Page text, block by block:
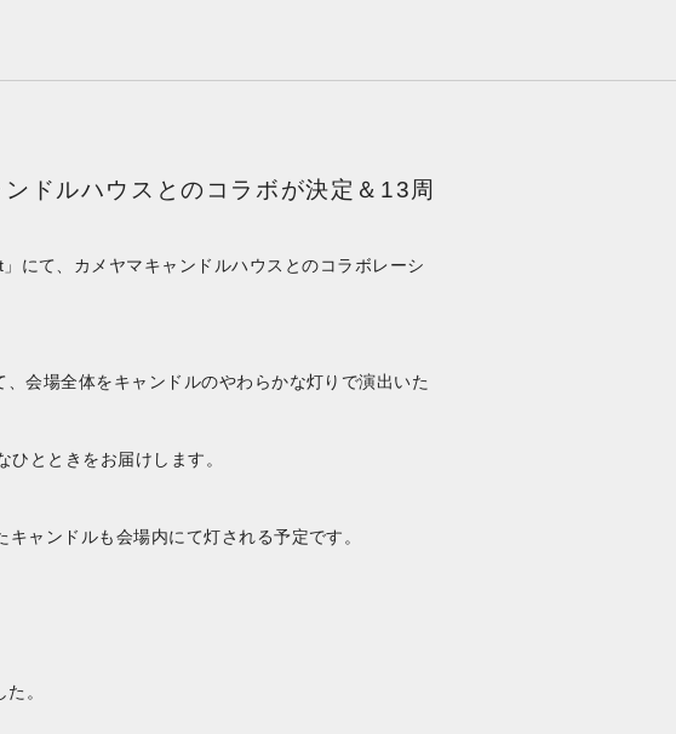
ドルハウスとのコラボが決定＆13周
にて、カメヤマキャンドルハウスとのコラボレーシ
会場全体をキャンドルのやわらかな灯りで演出いた
とときをお届けします。
ャンドルも会場内にて灯される予定です。
。